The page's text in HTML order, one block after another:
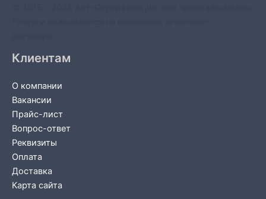
Клиентам
О компании
Вакансии
Прайс-лист
Вопрос-ответ
Реквизиты
Оплата
Доставка
Карта сайта